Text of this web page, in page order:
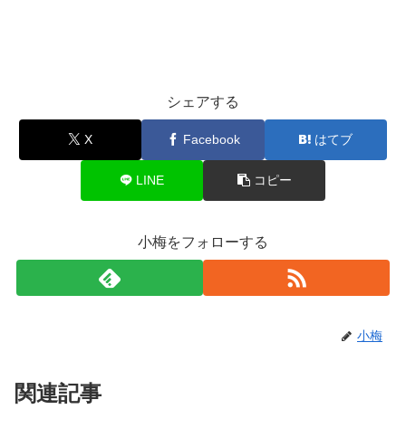
シェアする
X Facebook はてブ
LINE コピー
小梅をフォローする
小梅
関連記事